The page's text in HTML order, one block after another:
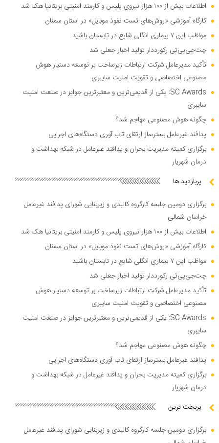
اطلاعات بیش از ۱۰۰ هزار نیروی پلیس و کارمند امنیتی بریتانیا هک شد
کارگاه آموزشی «روش‌های تست نفوذ موبایل» در استان سمنان
مواظب این ۷ بیماری انگلی شایع در تابستان باشید
چت‌جی‌پی‌تی رکورددار تولید اخبار جعلی شد
تأکید مدیرعامل شرکت ارتباطات زیرساخت بر توسعه دستیار هوش
مصنوعی اختصاصی و تقویت امنیت سایبری
SC Awards: یکی از قدیمی‌ترین و معتبرترین جوایز در صنعت امنیت
سایبری
چگونه هوش مصنوعی مهاجم شد؟
پدافند غیرعامل بسترساز ارتقای تاب آوری دستگاه‌های اجرایی
برگزاری کمیته مدیریت بحران و پدافند غیرعامل در شبکه بهداشت و
درمان شهریار
پربازدید ها
برگزاری دومین جلسه کارگروه کالبدی و زیربنایی شورای پدافند غیرعامل
خراسان شمالی
اطلاعات بیش از ۱۰۰ هزار نیروی پلیس و کارمند امنیتی بریتانیا هک شد
کارگاه آموزشی «روش‌های تست نفوذ موبایل» در استان سمنان
مواظب این ۷ بیماری انگلی شایع در تابستان باشید
چت‌جی‌پی‌تی رکورددار تولید اخبار جعلی شد
تأکید مدیرعامل شرکت ارتباطات زیرساخت بر توسعه دستیار هوش
مصنوعی اختصاصی و تقویت امنیت سایبری
SC Awards: یکی از قدیمی‌ترین و معتبرترین جوایز در صنعت امنیت
سایبری
چگونه هوش مصنوعی مهاجم شد؟
پدافند غیرعامل بسترساز ارتقای تاب آوری دستگاه‌های اجرایی
برگزاری کمیته مدیریت بحران و پدافند غیرعامل در شبکه بهداشت و
درمان شهریار
پربحث ترین
برگزاری دومین جلسه کارگروه کالبدی و زیربنایی شورای پدافند غیرعامل